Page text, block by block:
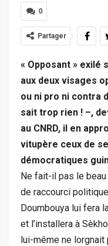
0
Partager
« Opposant » exilé
aux deux visages
ou ni pro ni contra
sait trop rien ! –,
au CNRD, il en
vitupère ceux de
démocratiques
Ne fait-il pas le
de raccourci
Doumbouya lui fera
et l’installera à
lui-même ne